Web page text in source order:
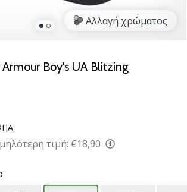
Αλλαγή χρώματος
Armour Boy's UA Blitzing
τιμή: €18,90